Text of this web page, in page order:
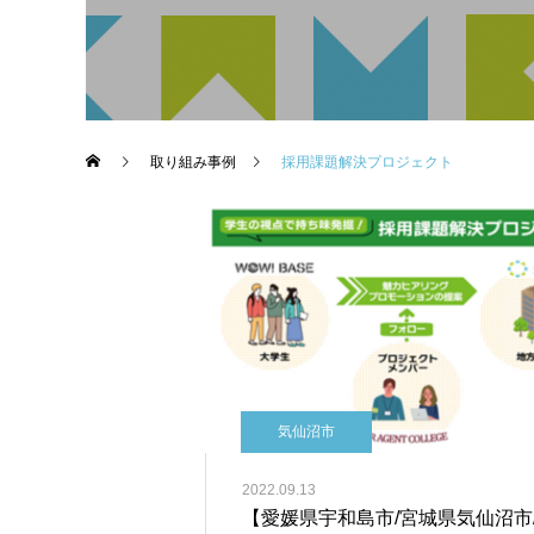
取り組み事例 採用課題解決プロジェクト
気仙沼市
2022.09.13
【愛媛県宇和島市/宮城県気仙沼